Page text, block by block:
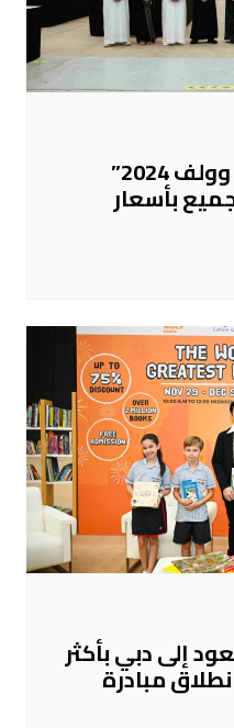
افتتاح معرض “بيغ باد وولف 2024”
بأسعار
وولف 2024” يعود إلى دبي بأكثر
مبادرة